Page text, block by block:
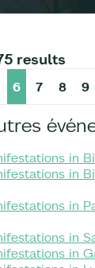
results
6 7 8 9
in
in
in
in
in